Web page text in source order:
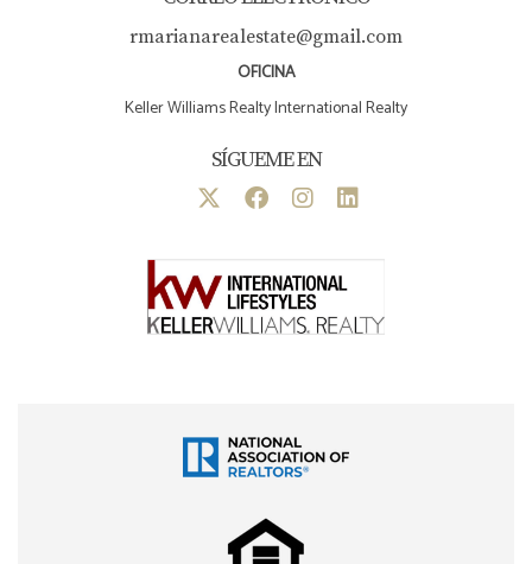
rmarianarealestate@gmail.com
OFICINA
Keller Williams Realty International Realty
SÍGUEME EN